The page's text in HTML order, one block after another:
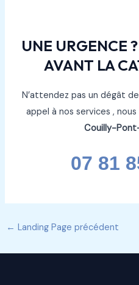
UNE URGENCE
AVANT LA
N’attendez pas un dégât
appel à nos services ,
Couilly-
07 81
← Landing Page précédent